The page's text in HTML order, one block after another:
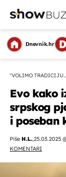
Dnevnik.hr
''VOLIMO
Evo kako
srpskog
i poseban
Piše H.L.,25.03.2025
KOMENTARI